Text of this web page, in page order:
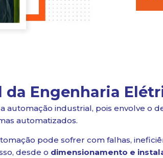
da Engenharia
automação industrial, pois envolve o
automatizados.
pode sofrer com falhas,
desde o dimensionamento e